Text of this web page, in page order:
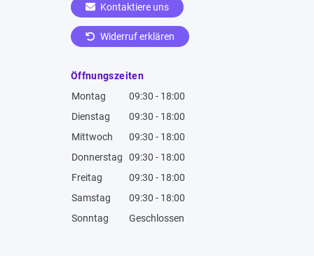
Kontaktiere uns
Widerruf erklären
Öffnungszeiten
Montag
09:30 - 18:00
Dienstag
09:30 - 18:00
Mittwoch
09:30 - 18:00
Donnerstag
09:30 - 18:00
Freitag
09:30 - 18:00
Samstag
09:30 - 18:00
Sonntag
Geschlossen